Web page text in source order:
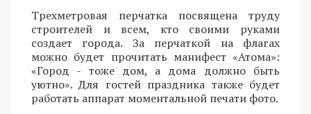
Трехметровая перчатка посвящена труду
строителей и всем, кто своими руками
создает города. За перчаткой на флагах
можно будет прочитать манифест «Атома»:
«Город - тоже дом, а дома должно быть
уютно». Для гостей праздника также будет
работать аппарат моментальной печати фото.